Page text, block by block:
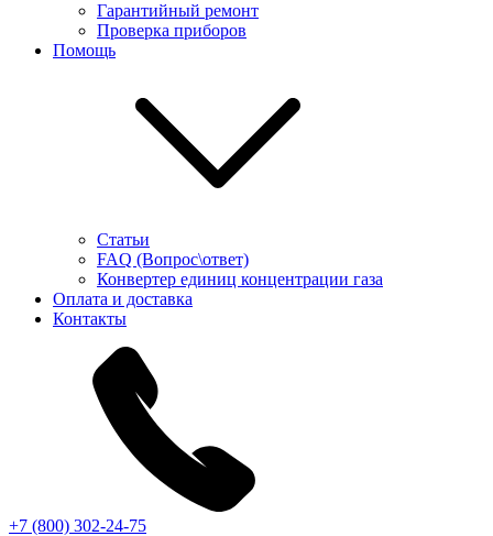
Гарантийный ремонт
Проверка приборов
Помощь
Статьи
FAQ (Вопрос\ответ)
Конвертер единиц концентрации газа
Оплата и доставка
Контакты
+7 (800) 302-24-75